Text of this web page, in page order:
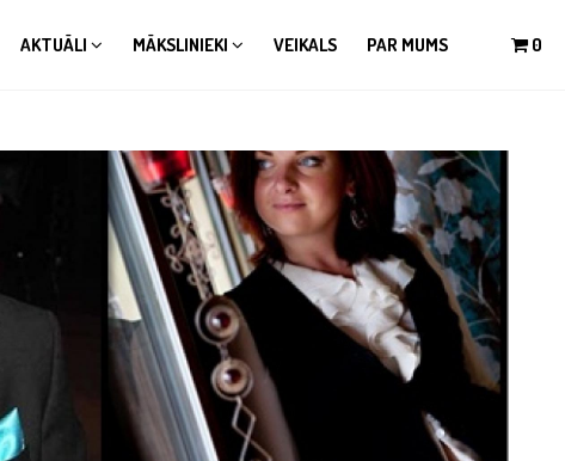
AKTUĀLI MĀKSLINIEKI VEIKALS PAR MUMS 0